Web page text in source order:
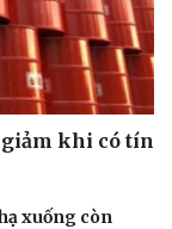
giảm khi có tín
xuống còn